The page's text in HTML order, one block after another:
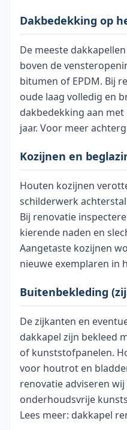
Dakbedekking op
De meeste
boven de
bitumen of EPDM. Bij
oude laag volledig en
dakbedekking aan
jaar. Voor meer
Kozijnen en
Houten kozijnen
schilderwerk
Bij renovatie
kierende naden en
Aangetaste kozijnen
nieuwe exemplaren in
Buitenbekleding
De zijkanten en
dakkapel zijn bekleed
of kunststofpanelen.
voor houtrot en
renovatie adviseren
onderhoudsvrije
Lees meer: dakkapel